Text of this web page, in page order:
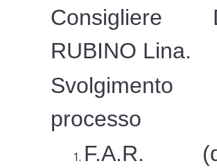
Consigliere
RUBINO Lina.
processo
F.A.R.